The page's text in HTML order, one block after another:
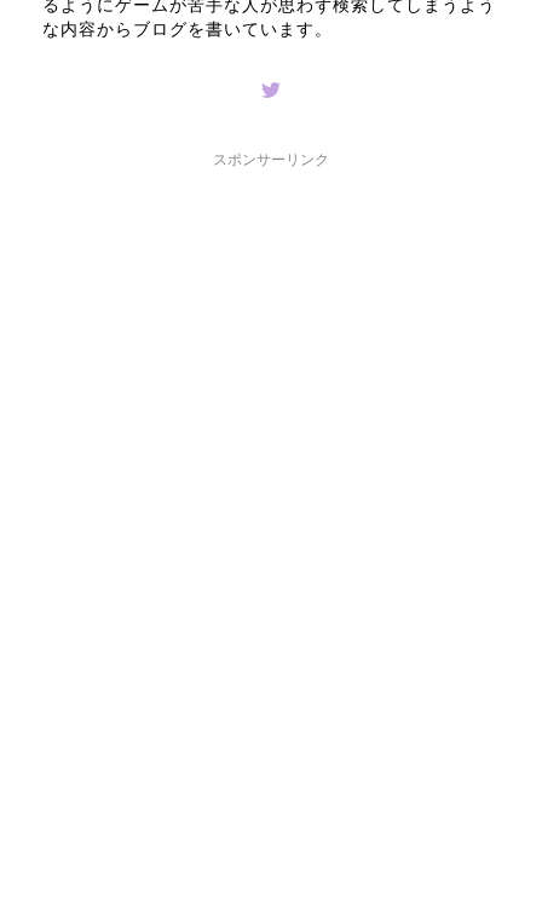
るようにゲームが苦手な人が思わず検索してしまうよう
な内容からブログを書いています。
スポンサーリンク